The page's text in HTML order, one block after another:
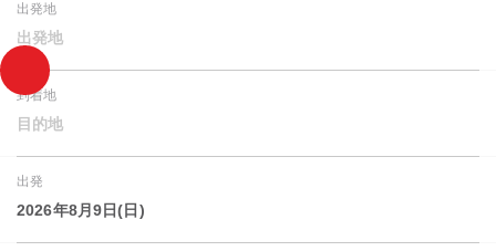
出発地
出発地
到着地
目的地
出発
2026年8月9日(日)